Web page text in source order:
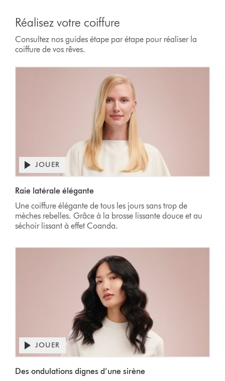
Réalisez votre coiffure
Consultez nos guides étape par étape pour réaliser la
coiffure de vos rêves.
JOUER
Raie latérale élégante
Une coiffure élégante de tous les jours sans trop de
mèches rebelles. Grâce à la brosse lissante douce et au
séchoir lissant à effet Coanda.
JOUER
Des ondulations dignes d’une sirène